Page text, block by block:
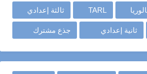
TARL ثالثة إعدادي
ثانية إعدادي جذع مشترك